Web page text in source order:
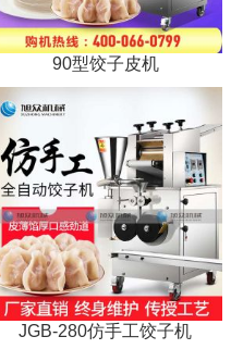
90型饺子皮机
JGB-280仿手工饺子机